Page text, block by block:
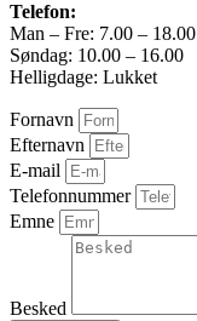
Totalvægt
2820 kg
529 cm
Bredde
195 cm
150 cm
Telefon:
Man – Fre: 7.00 – 18.00
Søndag: 10.00 – 16.00
Helligdage: Lukket
Fornavn
Efternavn
E-mail
Telefonnummer
Emne
Besked